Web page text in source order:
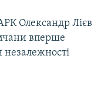
Олександр Лієв
вперше
незалежності